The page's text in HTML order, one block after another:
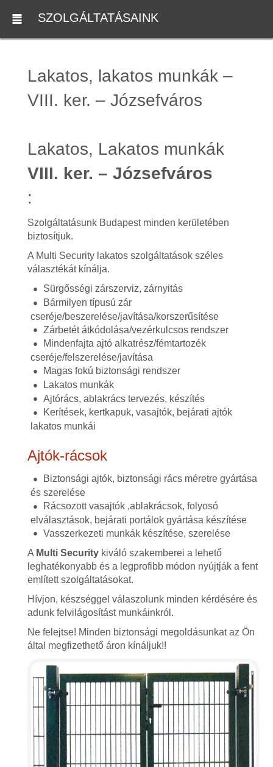
SZOLGÁLTATÁSAINK
Lakatos, lakatos munkák –
VIII. ker. – Józsefváros
Lakatos, Lakatos munkák
VIII. ker. – Józsefváros
:
Szolgáltatásunk Budapest minden kerületében
biztosítjuk.
A Multi Security lakatos szolgáltatások széles
választékát kínálja.
Sürgősségi zárszerviz, zárnyitás
Bármilyen típusú zár
cseréje/beszerelése/javítása/korszerűsítése
Zárbetét átkódolása/vezérkulcsos rendszer
Mindenfajta ajtó alkatrész/fémtartozék
cseréje/felszerelése/javítása
Magas fokú biztonsági rendszer
Lakatos munkák
Ajtórács, ablakrács tervezés, készítés
Kerítések, kertkapuk, vasajtók, bejárati ajtók
lakatos munkái
Ajtók-rácsok
Biztonsági ajtók, biztonsági rács méretre gyártása
és szerelése
Rácsozott vasajtók ,ablakrácsok, folyosó
elválasztások, bejárati portálok gyártása készítése
Vasszerkezeti munkák készítése, szerelése
A Multi Securitykiváló szakemberei a lehető
leghatékonyabb és a legprofibb módon nyújtják a fent
említett szolgáltatásokat.
Hívjon, készséggel válaszolunk minden kérdésére és
adunk felvilágosítást munkáinkról.
Ne felejtse! Minden biztonsági megoldásunkat az Ön
által megfizethető áron kínáljuk!!